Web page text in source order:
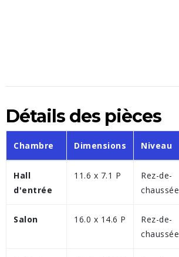
Détails des pièces
Chambre Dimensions Niveau
Hall
d'entrée
11.6 x 7.1 P
Rez-de-
chaussée
Salon 16.0 x 14.6 P
Rez-de-
chaussée